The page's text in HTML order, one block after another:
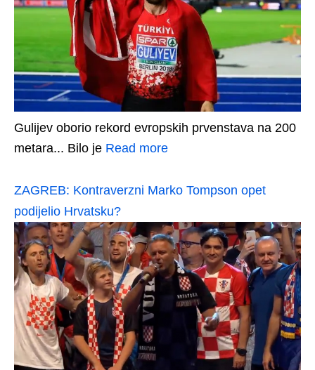
Gulijev oborio rekord evropskih prvenstava na 200
metara... Bilo je Read more
ZAGREB: Kontraverzni Marko Tompson opet
podijelio Hrvatsku?